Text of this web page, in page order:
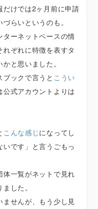
だけでは2ヶ月前に申請
らいというのも。
ーネットベースの情
ぞれに特徴を表すタ
と思いました。
ックで言うと こうい
式アカウントよりは
こんな感じになってし
です」と言うごもっ
一覧がネットで見れ
した。
せんが、もう少し見